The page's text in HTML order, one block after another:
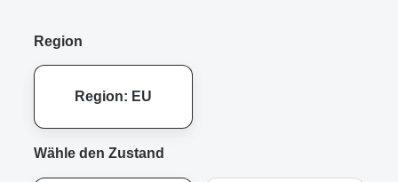
Region
Region: EU
Wähle den Zustand